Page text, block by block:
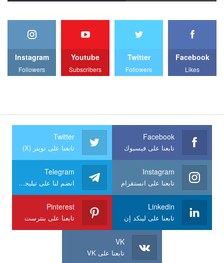
Facebook
Likes
Twitter
Followers
Youtube
Subscribers
Instagram
Followers
Facebook
تابعنا على فيسبوك
Twitter
تابعنا على تويتر (X)
Instagram
تابعنا على انستقرام
Telegram
انضم لنا على تيليجرام
Linkedin
تابعنا على لينكد إن
Pinterest
تابعنا على بنترست
VK
تابعنا على VK